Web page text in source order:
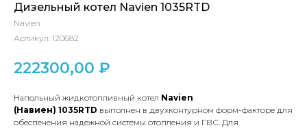
Дизельный котел Navien 1035RTD
Navien
Артикул: 120682
222300,00 ₽
Напольный жидкотопливный котел Navien
(Навиен) 1035RTD выполнен в двухконтурном форм-факторе для
обеспечения надежной системы отопления и ГВС. Для